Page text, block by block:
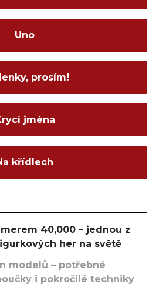
Uno
prosím!
jména
křídlech
40,000 – jednou z
her na světě
modelů – potřebné
i pokročilé techniky